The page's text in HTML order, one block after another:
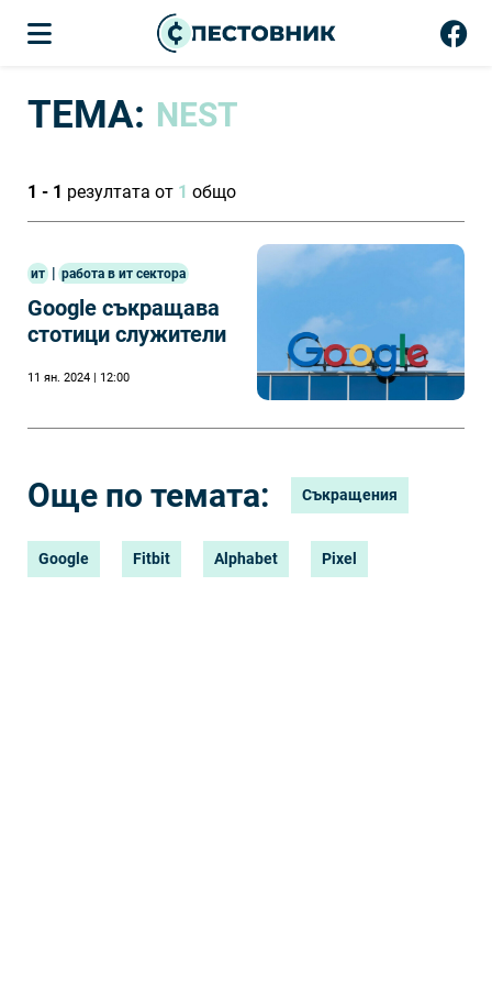
ТЕМА: NEST
1 - 1 резултата от 1 общо
ит | работа в ит сектора
Google съкращава
стотици служители
11 ян. 2024 | 12:00
Още по темата: Съкращения
Google Fitbit Alphabet Pixel